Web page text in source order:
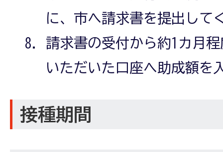
に、市へ請求書を提出して
請求書の受付から約1カ月
いただいた口座へ助成額を
接種期間